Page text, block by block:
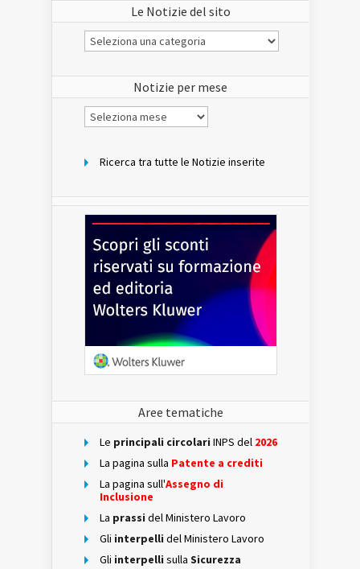
Le Notizie del sito
Le
Notizie
Notizie per mese
Notizie
per
Ricerca tra tutte le Notizie inserite
Aree tematiche
Le principali circolari INPS del 2026
La pagina sulla Patente a crediti
La pagina sull'Assegno di
Inclusione
La prassi del Ministero Lavoro
Gli interpelli del Ministero Lavoro
Gli interpelli sulla Sicurezza